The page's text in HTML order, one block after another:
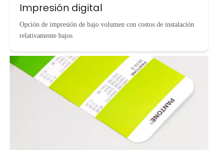
Impresión digital
Opción de impresión de bajo volumen con costos de instalación
relativamente bajos